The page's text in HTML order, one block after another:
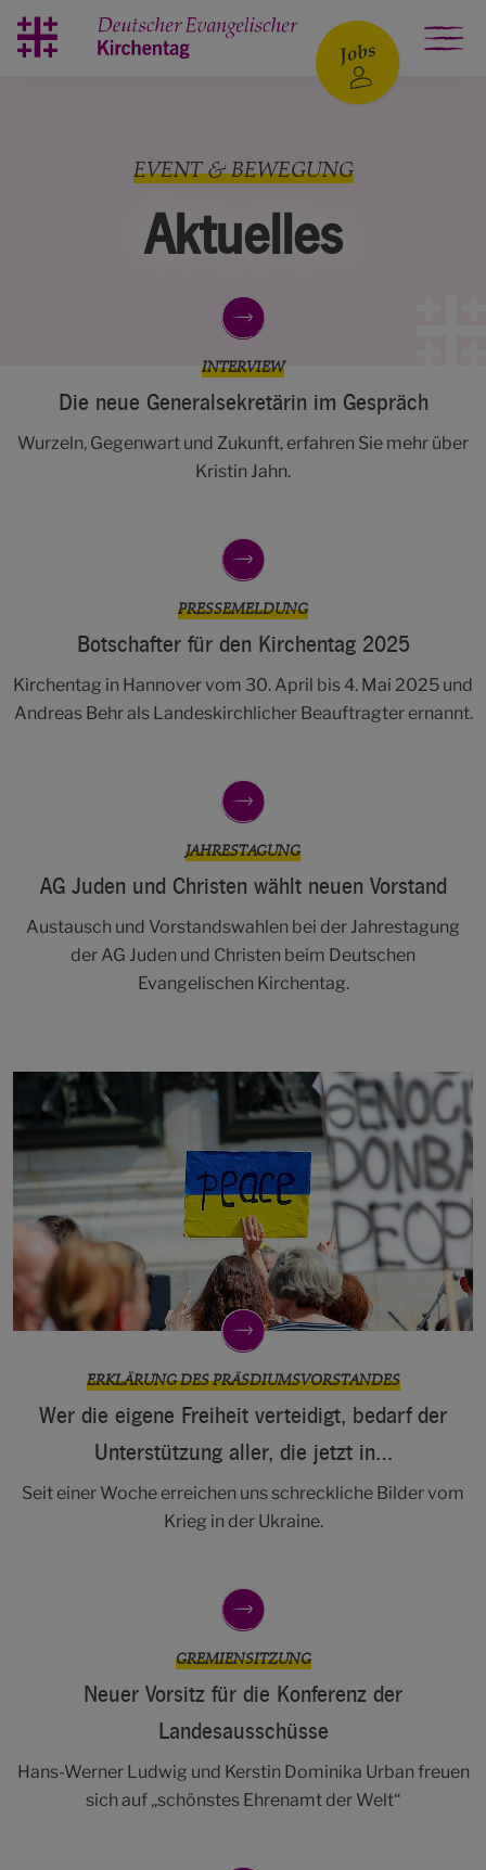
Aktuelles
EVENT & BEWEGUNG
INTERVIEW
Die neue General­sekretärin im Gespräch
Wurzeln, Gegenwart und Zukunft, erfahren Sie mehr über
Kristin Jahn.
PRESSEMELDUNG
Botschafter für den Kirchentag 2025
Kirchentag in Hannover vom 30. April bis 4. Mai 2025 und
Andreas Behr als Landeskirchlicher Beauftragter ernannt.
JAHRESTAGUNG
AG Juden und Christen wählt neuen Vorstand
Austausch und Vorstandswahlen bei der Jahrestagung
der AG Juden und Christen beim Deutschen
Evangelischen Kirchentag.
ERKLÄRUNG DES PRÄSDIUMSVORSTANDES
Wer die eigene Freiheit verteidigt, bedarf der
Unterstützung aller, die jetzt in…
Seit einer Woche erreichen uns schreckliche Bilder vom
Krieg in der Ukraine.
GREMIENSITZUNG
Neuer Vorsitz für die Konferenz der
Landesausschüsse
Hans-Werner Ludwig und Kerstin Dominika Urban freuen
sich auf „schönstes Ehrenamt der Welt“